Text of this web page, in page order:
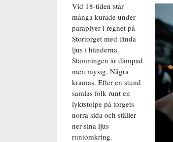
Vid 18-tiden står
många kurade under
paraplyer i regnet på
Stortorget med tända
ljus i händerna.
Stämningen är dämpad
men mysig. Några
kramas. Efter en stund
samlas folk runt en
lyktstolpe på torgets
norra sida och ställer
ner sina ljus
runtomkring.